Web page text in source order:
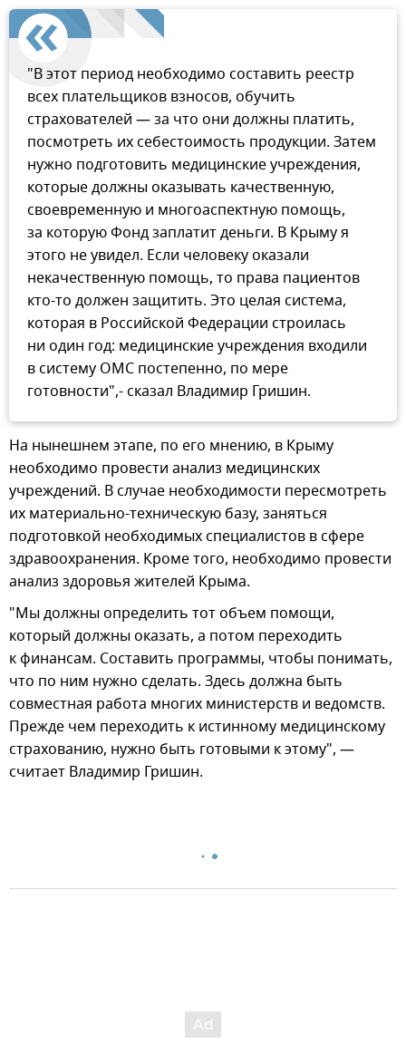
"В этот период необходимо составить реестр
всех плательщиков взносов, обучить
страхователей — за что они должны платить,
посмотреть их себестоимость продукции. Затем
нужно подготовить медицинские учреждения,
которые должны оказывать качественную,
своевременную и многоаспектную помощь,
за которую Фонд заплатит деньги. В Крыму я
этого не увидел. Если человеку оказали
некачественную помощь, то права пациентов
кто-то должен защитить. Это целая система,
которая в Российской Федерации строилась
ни один год: медицинские учреждения входили
в систему ОМС постепенно, по мере
готовности",- сказал Владимир Гришин.
На нынешнем этапе, по его мнению, в Крыму
необходимо провести анализ медицинских
учреждений. В случае необходимости пересмотреть
их материально-техническую базу, заняться
подготовкой необходимых специалистов в сфере
здравоохранения. Кроме того, необходимо провести
анализ здоровья жителей Крыма.
"Мы должны определить тот объем помощи,
который должны оказать, а потом переходить
к финансам. Составить программы, чтобы понимать,
что по ним нужно сделать. Здесь должна быть
совместная работа многих министерств и ведомств.
Прежде чем переходить к истинному медицинскому
страхованию, нужно быть готовыми к этому", —
считает Владимир Гришин.